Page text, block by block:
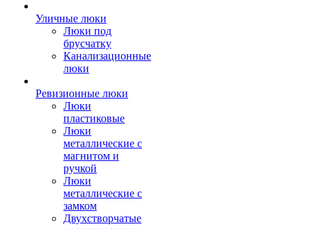
Уличные люки
Люки под
брусчатку
Канализационные
люки
Ревизионные люки
Люки
пластиковые
Люки
металлические с
магнитом и
ручкой
Люки
металлические с
замком
Двухстворчатые